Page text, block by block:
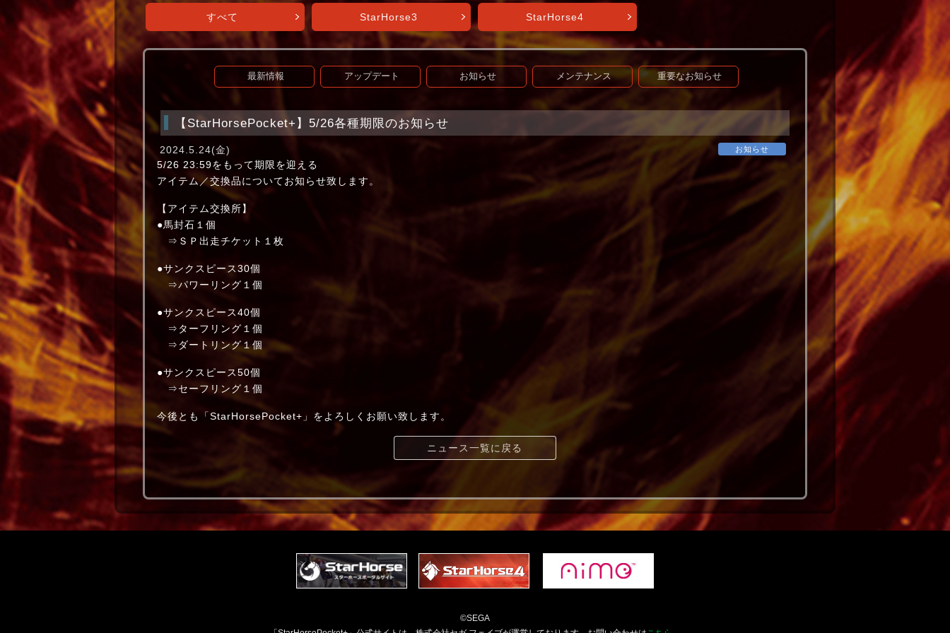
すべて StarHorse3 StarHorse4
最新情報 アップデート お知らせ メンテナンス 重要なお知らせ
【StarHorsePocket+】5/26各種期限のお知らせ
お知らせ
2024.5.24(金)
5/26 23:59をもって期限を迎える
アイテム／交換品についてお知らせ致します。
【アイテム交換所】
●馬封石１個
⇒ＳＰ出走チケット１枚
●サンクスピース30個
⇒パワーリング１個
●サンクスピース40個
⇒ターフリング１個
⇒ダートリング１個
●サンクスピース50個
⇒セーフリング１個
今後とも「StarHorsePocket+」をよろしくお願い致します。
ニュース一覧に戻る
©SEGA